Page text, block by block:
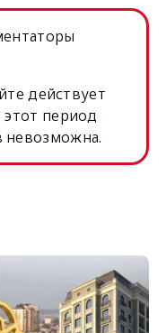
действует
период
невозможна.